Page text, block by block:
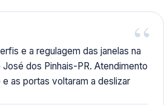
e a regulagem das janelas na
dos Pinhais-PR. Atendimento
as portas voltaram a deslizar